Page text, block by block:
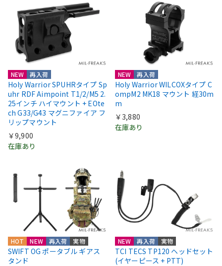
NEW 再入荷
Holy Warrior SPUHRタイプ Sp
uhr RDF Aimpoint T1/2/M5 2.
25インチ ハイマウント + EOte
ch G33/G43 マグニファイア フ
リップマウント
￥9,900
在庫あり
NEW 再入荷
Holy Warrior WILCOXタイプ C
ompM2 MK18 マウント 経30m
m
￥3,880
在庫あり
HOT NEW 再入荷 実物
SWIFT OG ポータブル ギアス
タンド
NEW 再入荷 実物
TCI TECS TP120 ヘッドセット
(イヤーピース + PTT)